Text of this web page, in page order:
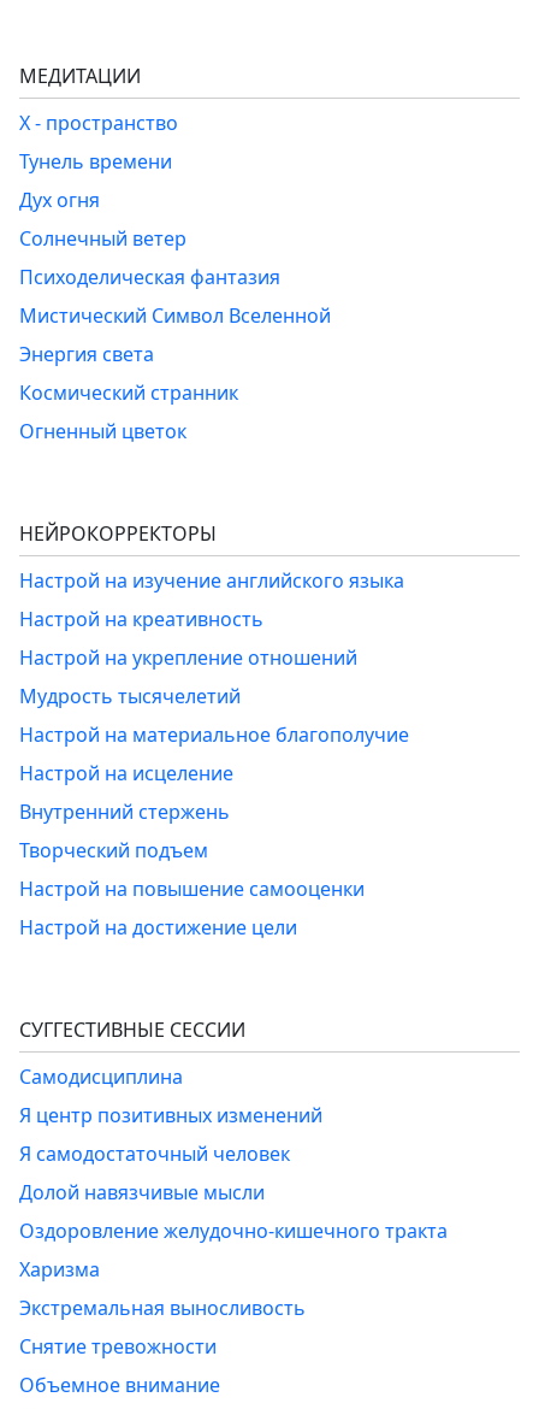
МЕДИТАЦИИ
Х - пространство
Тунель времени
Дух огня
Солнечный ветер
Психоделическая фантазия
Мистический Символ Вселенной
Энергия света
Космический странник
Огненный цветок
НЕЙРОКОРРЕКТОРЫ
Настрой на изучение английского языка
Настрой на креативность
Настрой на укрепление отношений
Мудрость тысячелетий
Настрой на материальное благополучие
Настрой на исцеление
Внутренний стержень
Творческий подъем
Настрой на повышение самооценки
Настрой на достижение цели
СУГГЕСТИВНЫЕ СЕССИИ
Самодисциплина
Я центр позитивных изменений
Я самодостаточный человек
Долой навязчивые мысли
Оздоровление желудочно-кишечного тракта
Харизма
Экстремальная выносливость
Снятие тревожности
Объемное внимание